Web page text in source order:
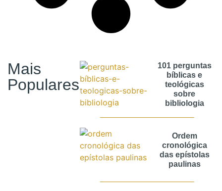
Mais
Populares
101 perguntas
bíblicas e
teológicas
sobre
bibliologia
Ordem
cronológica
das epístolas
paulinas